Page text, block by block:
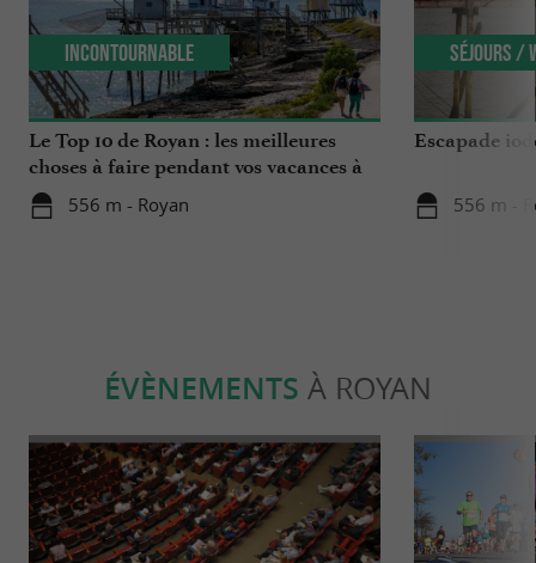
Le Top 10 de Royan : les meilleures
choses à faire pendant vos vacances à
Royan !
556 m - Royan
Incontournable
Escapade
556 m -
Séjours /
ÉVÈNEMENTS À ROYAN